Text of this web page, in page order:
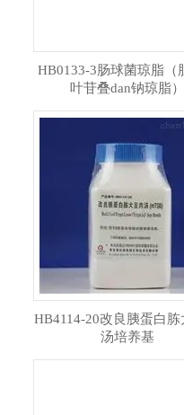
HB0133-3肠球菌琼脂（
叶苷叠dan钠琼脂）
HB4114-20改良胰蛋白胨
汤培养基